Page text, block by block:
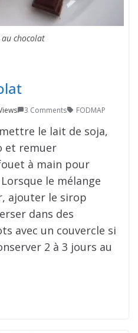
au chocolat
3 Comments FODMAP
le lait de soja,
et remuer
à main pour
le mélange
ajouter le sirop
dans des
avec un couvercle si
2 à 3 jours au